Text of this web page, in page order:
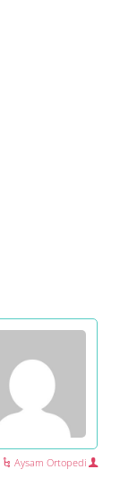
Aysam Ortopedi